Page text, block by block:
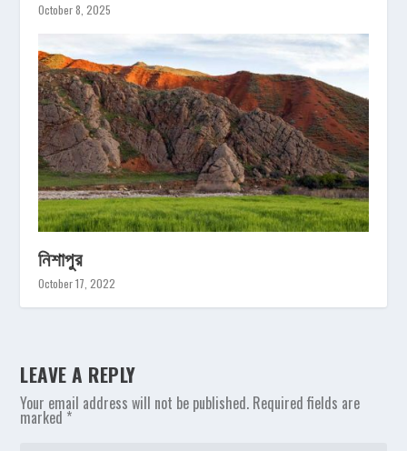
October 8, 2025
নিশাপুর
October 17, 2022
LEAVE A REPLY
Your email address will not be published. Required fields are
marked *